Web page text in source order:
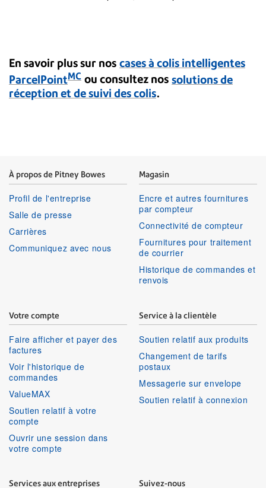
En savoir plus sur nos cases à colis intelligentes
ParcelPointMC ou consultez nos solutions de
réception et de suivi des colis.
À propos de Pitney Bowes
Profil de l'entreprise
Salle de presse
Carrières
Communiquez avec nous
Magasin
Encre et autres fournitures
par compteur
Connectivité de compteur
Fournitures pour traitement
de courrier
Historique de commandes et
renvois
Votre compte
Faire afficher et payer des
factures
Voir l'historique de
commandes
ValueMAX
Soutien relatif à votre
compte
Ouvrir une session dans
votre compte
Service à la clientèle
Soutien relatif aux produits
Changement de tarifs
postaux
Messagerie sur envelope
Soutien relatif à connexion
Services aux entreprises Suivez-nous